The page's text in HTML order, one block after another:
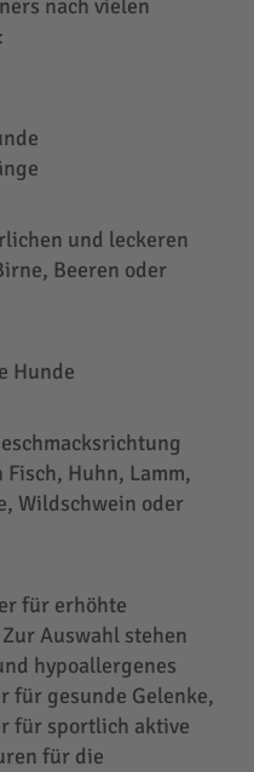
nach vielen
und leckeren
Beeren oder
Hunde
Huhn, Lamm,
Wildschwein oder
für erhöhte
Auswahl stehen
hypoallergenes
für gesunde Gelenke,
für sportlich aktive
für die